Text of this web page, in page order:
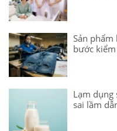
Sản
bước
Lạm dụng
sai lầm